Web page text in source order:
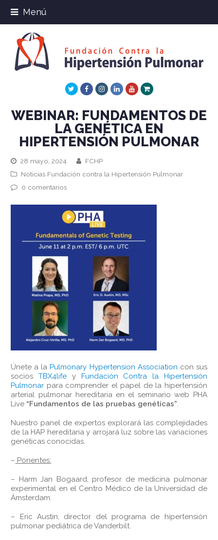
Menú
TwitterFacebookInstagram
LinkedInYoutube
Xing
WEBINAR: FUNDAMENTOS DE
LA GENÉTICA EN
HIPERTENSIÓN PULMONAR
28 mayo, 2024
FCHP
Noticias Fundación contra la Hipertensión Pulmonar
0 comentarios
Únete a la Pulmonary Hypertension Association con sus
socios TBX4life y Fundación Contra la Hipertensión
Pulmonar para comprender el papel de la hipertensión
arterial pulmonar hereditaria en el seminario web PHA
Live “Fundamentos de las pruebas genéticas”.
Nuestro panel de expertos explorará las complejidades
de la HAP hereditaria y arrojará luz sobre las variaciones
genéticas conocidas.
– Ponentes:
– Harm Jan Bogaard, profesor de medicina pulmonar
experimental en el Centro Médico de la Universidad de
Ámsterdam.
– Eric Austin, director del programa de hipertensión
pulmonar pediátrica de Vanderbilt.